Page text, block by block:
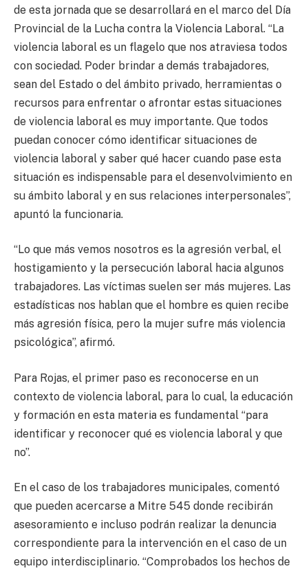
de esta jornada que se desarrollará en el marco del Día
Provincial de la Lucha contra la Violencia Laboral. “La
violencia laboral es un flagelo que nos atraviesa todos
con sociedad. Poder brindar a demás trabajadores,
sean del Estado o del ámbito privado, herramientas o
recursos para enfrentar o afrontar estas situaciones
de violencia laboral es muy importante. Que todos
puedan conocer cómo identificar situaciones de
violencia laboral y saber qué hacer cuando pase esta
situación es indispensable para el desenvolvimiento en
su ámbito laboral y en sus relaciones interpersonales”,
apuntó la funcionaria.
“Lo que más vemos nosotros es la agresión verbal, el
hostigamiento y la persecución laboral hacia algunos
trabajadores. Las víctimas suelen ser más mujeres. Las
estadísticas nos hablan que el hombre es quien recibe
más agresión física, pero la mujer sufre más violencia
psicológica”, afirmó.
Para Rojas, el primer paso es reconocerse en un
contexto de violencia laboral, para lo cual, la educación
y formación en esta materia es fundamental “para
identificar y reconocer qué es violencia laboral y que
no”.
En el caso de los trabajadores municipales, comentó
que pueden acercarse a Mitre 545 donde recibirán
asesoramiento e incluso podrán realizar la denuncia
correspondiente para la intervención en el caso de un
equipo interdisciplinario. “Comprobados los hechos de